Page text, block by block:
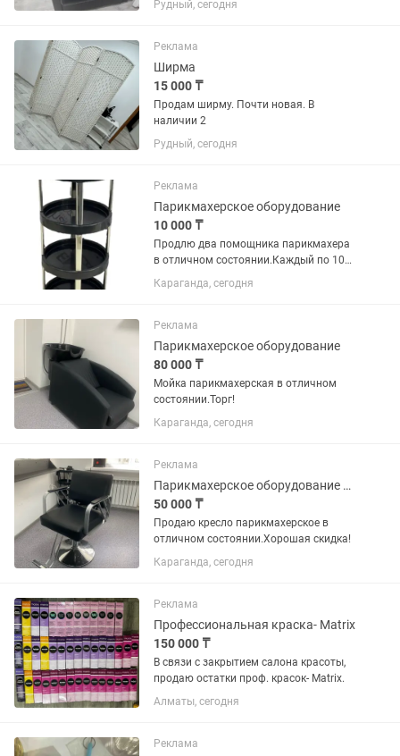
Рудный, сегодня
Реклама
Ширма
15 000 ₸
Продам ширму. Почти новая. В
наличии 2
Рудный, сегодня
Реклама
Парикмахерское оборудование
10 000 ₸
Продлю два помощника парикмахера
в отличном состоянии.Каждый по 10
тыс
Караганда, сегодня
Реклама
Парикмахерское оборудование
80 000 ₸
Мойка парикмахерская в отличном
состоянии.Торг!
Караганда, сегодня
Реклама
Парикмахерское оборудование кресло
50 000 ₸
Продаю кресло парикмахерское в
отличном состоянии.Хорошая скидка!
Караганда, сегодня
Реклама
Профессиональная краска- Matrix
150 000 ₸
В связи с закрытием салона красоты,
продаю остатки проф. красок- Matrix.
Алматы, сегодня
Реклама